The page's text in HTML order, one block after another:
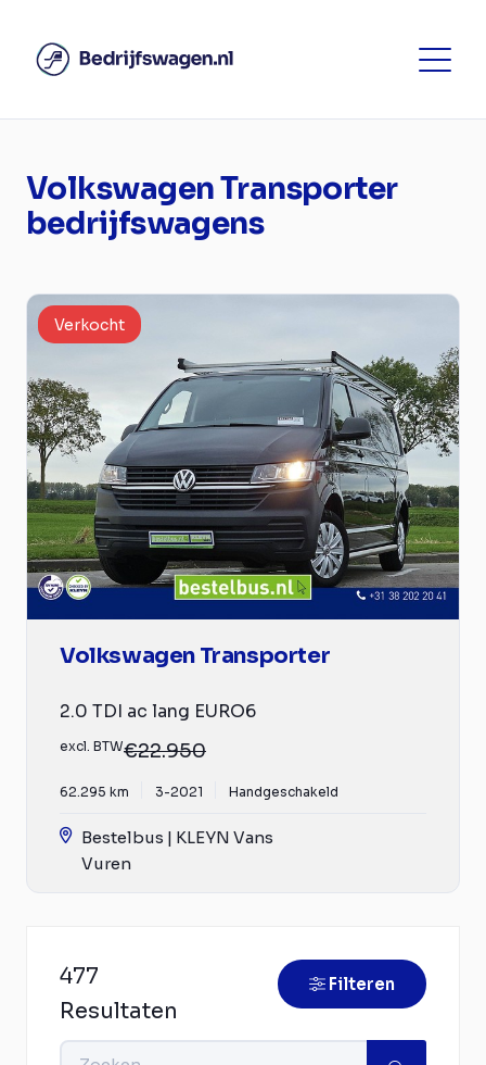
Volkswagen Transporter
bedrijfswagens
Verkocht
Volkswagen Transporter
2.0 TDI ac lang EURO6
excl. BTW€22.950
62.295 km 3-2021 Handgeschakeld
Bestelbus | KLEYN Vans
Vuren
477
Resultaten
Filteren